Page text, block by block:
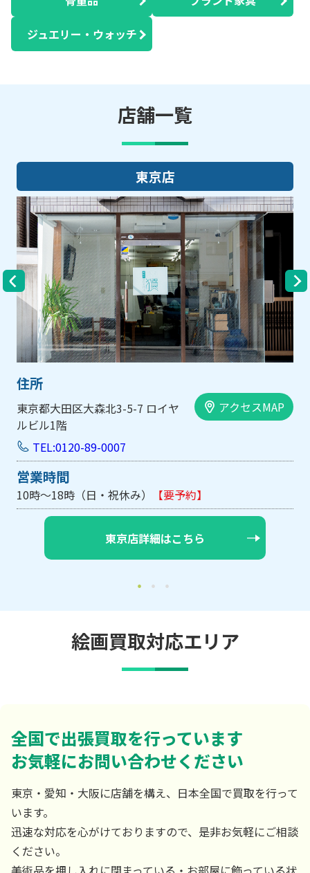
ジュエリー・ウォッチ
店舗一覧
区大森北3-5-7 ロイヤ
アクセスMAP
89-0007
（日・祝休み）【要予約】
東京店詳細はこちら
大阪市中央
手前ビル103
絵画買取対応エリア
全国で出張買取を行っています
お気軽にお問い合わせください
東京・愛知・大阪に店舗を構え、日本全国で買取を行って
います。
迅速な対応を心がけておりますので、是非お気軽にご相談
ください。